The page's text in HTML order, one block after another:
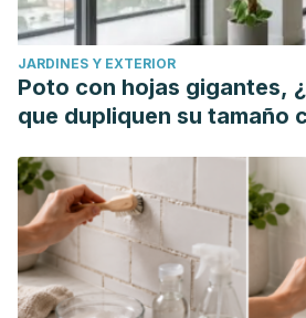
JARDINES Y EXTERIOR
Poto con hojas gigantes,
que dupliquen su tamaño